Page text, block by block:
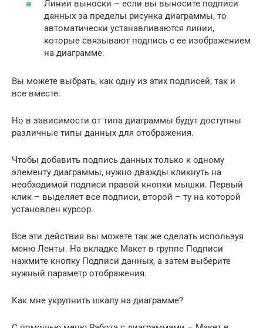
Линии выноски – если вы выносите подписи
данных за пределы рисунка диаграммы, то
автоматически устанавливаются линии,
которые связывают подпись с ее изображением
на диаграмме.
Вы можете выбрать, как одну из этих подписей, так и
все вместе.
Но в зависимости от типа диаграммы будут доступны
различные типы данных для отображения.
Чтобы добавить подпись данных только к одному
элементу диаграммы, нужно дважды кликнуть на
необходимой подписи правой кнопки мышки. Первый
клик – выделяет все подписи, второй – ту на которой
установлен курсор.
Все эти действия вы можете так же сделать используя
меню Ленты. На вкладке Макет в группе Подписи
нажмите кнопку Подписи данных, а затем выберите
нужный параметр отображения.
Как мне укрупнить шкалу на диаграмме?